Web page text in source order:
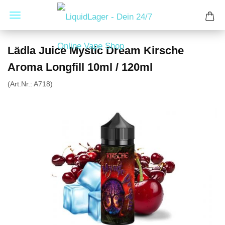
Lädla Juice Mystic Dream Kirsche
Aroma Longfill 10ml / 120ml
(Art.Nr.: A718)